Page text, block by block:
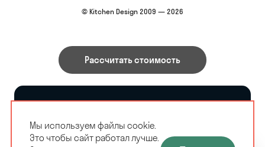
© Kitchen Design 2009 — 2026
Рассчитать стоимость
собственностью организаций, с которыми у
владельцев сайта есть соглашение о размещении
Мы используем файлы cookie.
Это чтобы сайт работал лучше.